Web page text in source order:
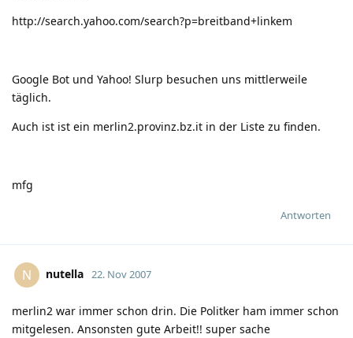
http://search.yahoo.com/search?p=breitband+linkem
Google Bot und Yahoo! Slurp besuchen uns mittlerweile
täglich.
Auch ist ist ein merlin2.provinz.bz.it in der Liste zu finden.
mfg
Antworten
N nutella 22. Nov 2007
merlin2 war immer schon drin. Die Politker ham immer schon
mitgelesen. Ansonsten gute Arbeit!! super sache